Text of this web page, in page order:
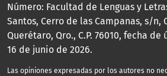
Número: Facultad de Lenguas y
Santos, Cerro de las Campanas, s/n,
Querétaro, Qro., C.P. 76010, fecha
16 de junio de 2026.
Las opiniones expresadas por los autores no